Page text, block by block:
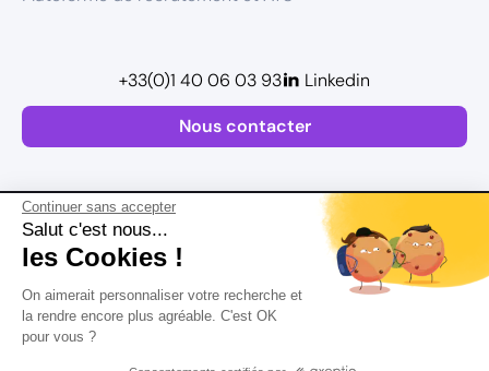
Continuer sans accepter
Salut c'est nous...
les Cookies !
On aimerait personnaliser votre recherche et
la rendre encore plus agréable. C'est OK
pour vous ?
Nous contacter
+33(0)1 40 06 03 93 Linkedin
Plan de site
Mentions légales
Conditions Générales d’Utilisation